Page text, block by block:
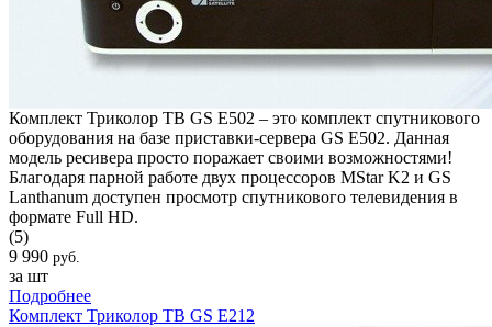
Комплект Триколор ТВ GS E502 – это комплект спутникового
оборудования на базе приставки-сервера GS E502. Данная
модель ресивера просто поражает своими возможностями!
Благодаря парной работе двух процессоров MStar K2 и GS
Lanthanum доступен просмотр спутникового телевидения в
формате Full HD.
(5)
9 990 руб.
за шт
Подробнее
Комплект Триколор ТВ GS E212